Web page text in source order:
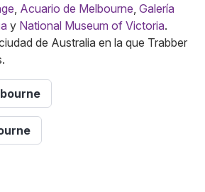
Acuario de Melbourne Galería
y National Museum of Victoria.
de Australia en la que Trabber